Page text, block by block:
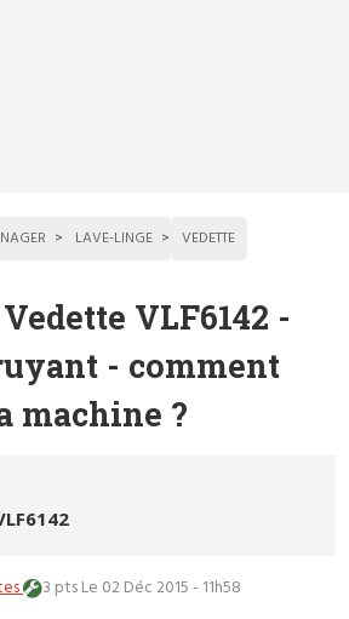
LAVE-LINGE VEDETTE
VLF6142 -
- comment
machine ?
3 ptsLe 02 Déc 2015 - 11h58